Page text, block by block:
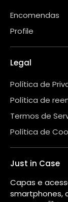
Encomendas
Profile
Legal
Política de
Política de
Termos de
Política de
Just in Case
Capas e
smartphones,